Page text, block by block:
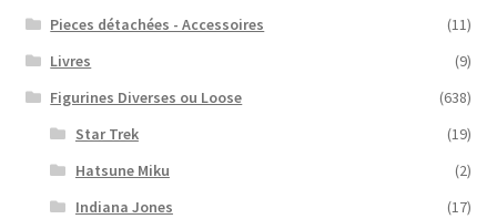
Pieces détachées - Accessoires
(11)
Livres
(9)
Figurines Diverses ou Loose
(638)
Star Trek
(19)
Hatsune Miku
(2)
Indiana Jones
(17)